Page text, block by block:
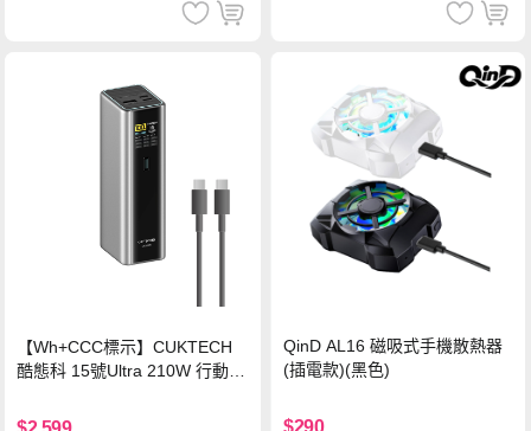
【Wh+CCC標示】CUKTECH
酷態科 15號Ultra 210W 行動電
QinD AL16 磁吸式手機散熱器
(插電款)(黑色)
$290